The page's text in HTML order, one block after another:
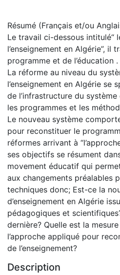
Résumé (Français et/ou
Le travail ci-dessous intitulé“
l’enseignement en Algérie”, il
programme et de l’éducation .
La réforme au niveau du
l’enseignement en Algérie se
de l’infrastructure du système
les programmes et les
Le nouveau système
pour reconstituer le
réformes arrivant à
ses objectifs se résument
movement éducatif qui
aux changements préalables
techniques donc; Est-ce la
d’enseignement en Algérie
pédagogiques et
dernière? Quelle est la
l’approche appliqué pour
de l’enseignement?
Description